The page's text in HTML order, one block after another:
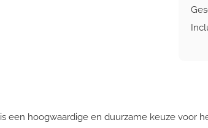
is een hoogwaardige en duurzame keuze voor